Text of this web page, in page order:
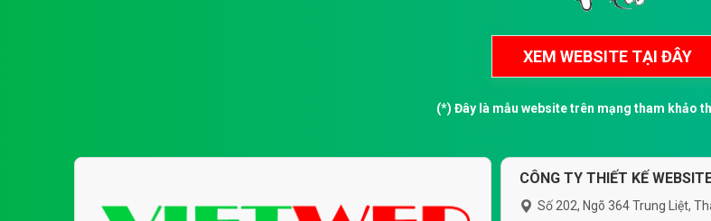
(*) Đây là mẫu website trên mạng tham khảo
CÔNG TY THIẾT KẾ
Số 202, Ngõ 364 Trung Liệt,